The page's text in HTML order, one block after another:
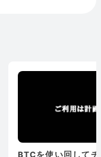
BTCを使い回して